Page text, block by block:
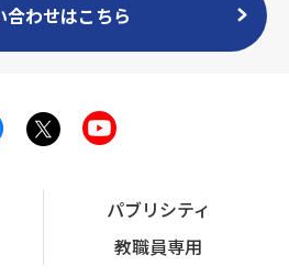
合わせはこちら
パブリシティ
教職員専用